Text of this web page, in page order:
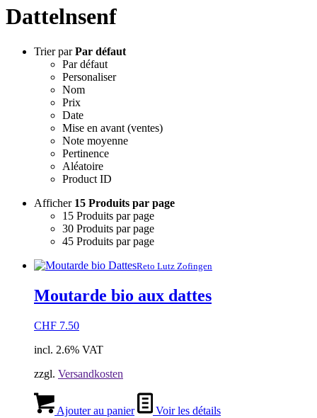
Dattelnsenf
Trier parPar défaut
Par défaut
Personaliser
Nom
Prix
Date
Mise en avant (ventes)
Note moyenne
Pertinence
Aléatoire
Product ID
Afficher 15 Produits par page
15 Produits par page
30 Produits par page
45 Produits par page
Reto Lutz Zofingen
Moutarde bio aux dattes
CHF 7.50
incl. 2.6% VAT
zzgl. Versandkosten
Ajouter au panier Voir les détails